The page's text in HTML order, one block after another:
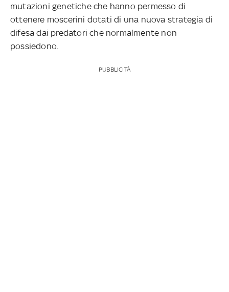
mutazioni genetiche che hanno permesso di
ottenere moscerini dotati di una nuova strategia di
difesa dai predatori che normalmente non
possiedono.
PUBBLICITÀ